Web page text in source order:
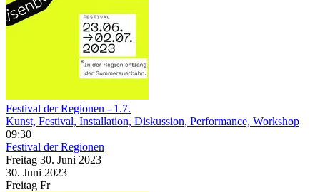
Festival der Regionen - 1.7.
Kunst, Festival, Installation, Diskussion, Performance, Workshop
09:30
Festival der Regionen
Freitag 30. Juni 2023
30. Juni 2023
Freitag Fr